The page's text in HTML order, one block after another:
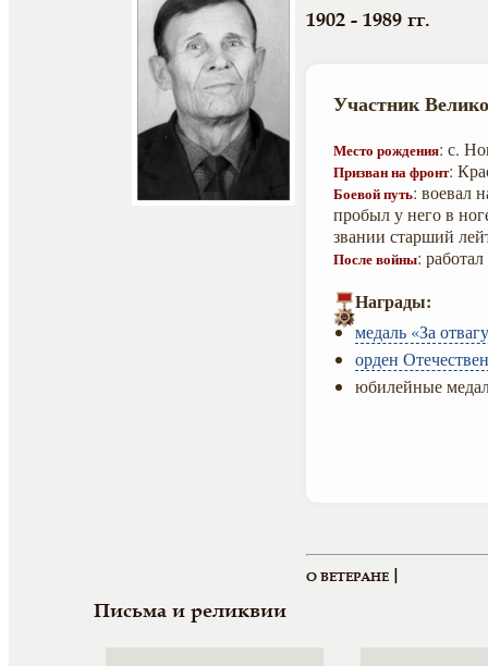
1902 - 1989 гг.
Участник
Место рождения: с.
Призван на фронт:
Боевой путь: воевал
пробыл у него в
звании старший
После войны:
Награды:
медаль «За
орден
юбилейные
О ВЕТЕРАНЕ |
Письма и реликвии